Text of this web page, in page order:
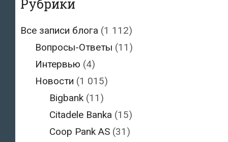
Рубрики
Все записи блога (1 112)
Вопросы-Ответы (11)
Интервью (4)
Новости (1 015)
Bigbank (11)
Citadele Banka (15)
Coop Pank AS (31)